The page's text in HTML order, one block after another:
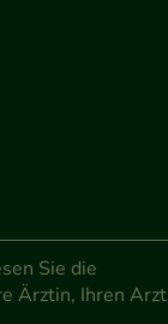
Sie die
Ärztin, Ihren Arzt